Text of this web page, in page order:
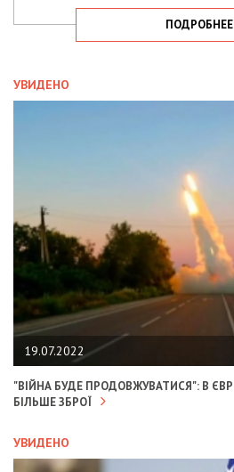
ПОДРОБНЕЕ
УВИДЕНО
19.07.2022
"ВІЙНА БУДЕ ПРОДОВЖУВАТИСЯ": В
БІЛЬШЕ ЗБРОЇ
УВИДЕНО